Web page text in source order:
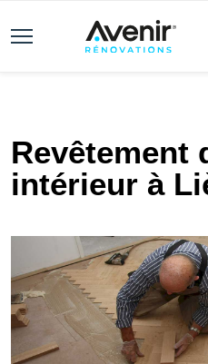
Revêtement
intérieur à